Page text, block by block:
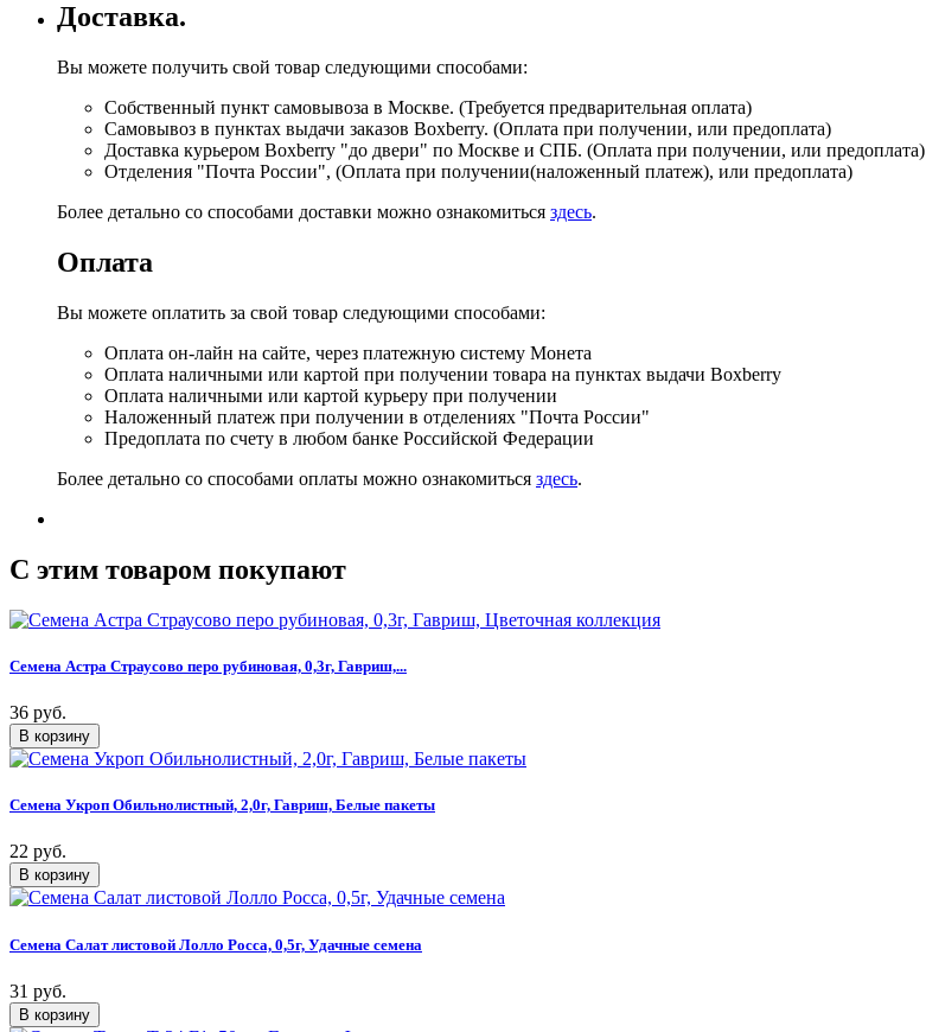
Доставка.
Вы можете получить свой товар следующими способами:
Собственный пункт самовывоза в Москве. (Требуется предварительная оплата)
Самовывоз в пунктах выдачи заказов Boxberry. (Оплата при получении, или предоплата)
Доставка курьером Boxberry "до двери" по Москве и СПБ. (Оплата при получении, или предоплата)
Отделения "Почта России", (Оплата при получении(наложенный платеж), или предоплата)
Более детально со способами доставки можно ознакомиться здесь.
Оплата
Вы можете оплатить за свой товар следующими способами:
Оплата он-лайн на сайте, через платежную систему Монета
Оплата наличными или картой при получении товара на пунктах выдачи Boxberry
Оплата наличными или картой курьеру при получении
Наложенный платеж при получении в отделениях "Почта России"
Предоплата по счету в любом банке Российской Федерации
Более детально со способами оплаты можно ознакомиться здесь.
C этим товаром покупают
Семена Астра Страусово перо рубиновая, 0,3г, Гавриш,...
36 руб.
Семена Укроп Обильнолистный, 2,0г, Гавриш, Белые пакеты
22 руб.
Семена Салат листовой Лолло Росса, 0,5г, Удачные семена
31 руб.